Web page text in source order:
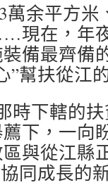
萬余平方
現在，年
備最齊備
”幫扶從江
時下轄的
下，一向
與從江縣
同成長的